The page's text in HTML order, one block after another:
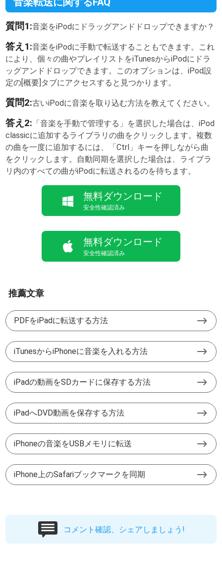
質問1:音楽をiPodにドラッグアンドドロップできますか？
答え1:音楽をiPodに手動で転送することもできます。これ
により、個々の曲やプレイリストをiTunesからiPodにドラ
ッグアンドドロップできます。このオプションは、iPod設
定の[概要]タブにアクセスすると見つかります。
質問2:古いiPodに音楽を取り込む方法を教えてください。
答え2: 「音楽を手動で管理する」を選択した場合は、iPod
classicに追加するライブラリの曲をクリックします。複数
の曲を一度に追加するには、「Ctrl」キーを押しながら曲
をクリックします。自動同期を選択した場合は、ライブラ
リ内のすべての曲がiPodに転送されるのを待ちます。
無料ダウンロード
安全性確認済み
無料ダウンロード
安全性確認済み
推薦文章
PDFをiPadに転送する方法
iTunesからiPhoneに音楽を入れる方法
iPadの動画をSDカードに保存する方法
iPadへDVD動画を保存する方法
iPhoneの音楽をUSBメモリに転送
iPhone上のSafariブックマークを同期
コメント確認、シェアしましょう!